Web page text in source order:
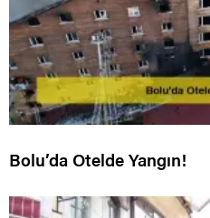
Bolu’da Otelde Yangın!